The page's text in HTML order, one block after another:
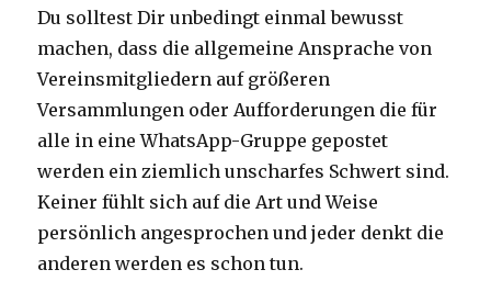
Du solltest Dir unbedingt einmal bewusst
machen, dass die allgemeine Ansprache von
Vereinsmitgliedern auf größeren
Versammlungen oder Aufforderungen die für
alle in eine WhatsApp-Gruppe gepostet
werden ein ziemlich unscharfes Schwert sind.
Keiner fühlt sich auf die Art und Weise
persönlich angesprochen und jeder denkt die
anderen werden es schon tun.